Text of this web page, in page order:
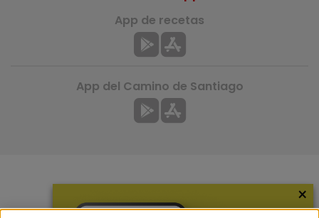
App de recetas
App del Camino de Santiago
×